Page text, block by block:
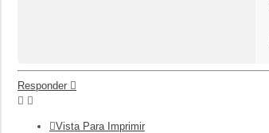
Responder
Vista Para Imprimir